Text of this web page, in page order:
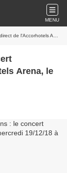
MENU
mercredi 19/12/18 à 21h sur TMC
Arena, le